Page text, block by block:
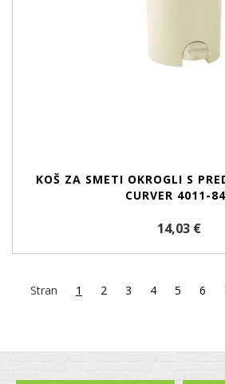
KOŠ ZA SMETI OKROGLI S
CURVER 4011-
14,03 €
Stran 1 2 3 4 5 6